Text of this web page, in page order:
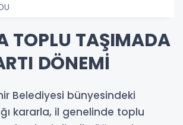
TOPLU TAŞIMADA
DÖNEMİ
Belediyesi bünyesindeki
kararla, il genelinde toplu